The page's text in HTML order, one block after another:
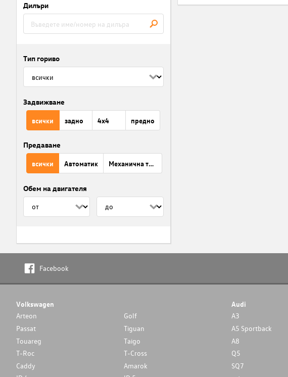
Дилъри
Тип гориво
Задвижване
всички задно 4x4 предно
Предаване
всички Автоматик Механична трансмисия
Обем на двигателя
Facebook
Volkswagen
Arteon
Golf
Passat
Tiguan
Touareg
Taigo
T-Roc
T-Cross
Caddy
Amarok
Audi
A3
A5 Sportback
A8
Q5
SQ7